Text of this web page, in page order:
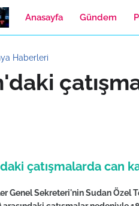
Anasayfa Gündem
Haberleri
çatışmalarda can
Genel Sekreteri'nin Sudan Özel